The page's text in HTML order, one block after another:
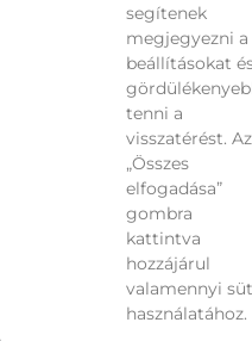
A szervezők mindenkit
köszöntsük együtt az
Fehérvári
segítenek
megjegyezni a
beállításokat
tenni a
visszatérést. Az
„Összes
elfogadása”
gombra
kattintva
hozzájárul
valamennyi
használatához.